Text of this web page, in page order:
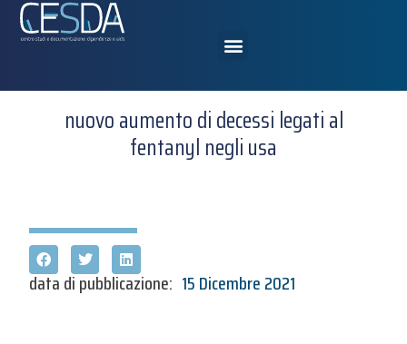
nuovo aumento di decessi legati al
fentanyl negli usa
data di pubblicazione: 15 Dicembre 2021